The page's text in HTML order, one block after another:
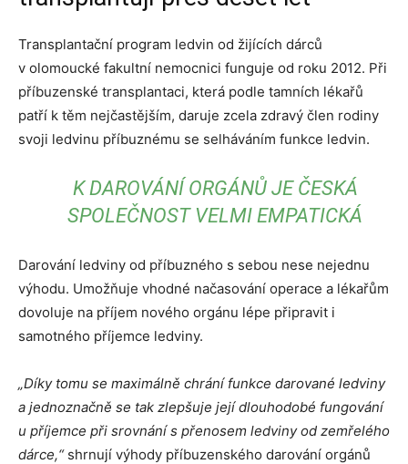
Transplantační program ledvin od žijících dárců
v olomoucké fakultní nemocnici funguje od roku 2012. Při
příbuzenské transplantaci, která podle tamních lékařů
patří k těm nejčastějším, daruje zcela zdravý člen rodiny
svoji ledvinu příbuznému se selháváním funkce ledvin.
K DAROVÁNÍ ORGÁNŮ JE ČESKÁ
SPOLEČNOST VELMI EMPATICKÁ
Darování ledviny od příbuzného s sebou nese nejednu
výhodu. Umožňuje vhodné načasování operace a lékařům
dovoluje na příjem nového orgánu lépe připravit i
samotného příjemce ledviny.
„Díky tomu se maximálně chrání funkce darované ledviny
a jednoznačně se tak zlepšuje její dlouhodobé fungování
u příjemce při srovnání s přenosem ledviny od zemřelého
dárce,“ shrnují výhody příbuzenského darování orgánů